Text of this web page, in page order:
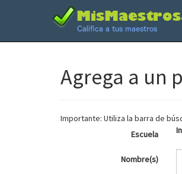
Agrega a un
Importante: Utiliza la barra de
Escuela
Nombre(s)